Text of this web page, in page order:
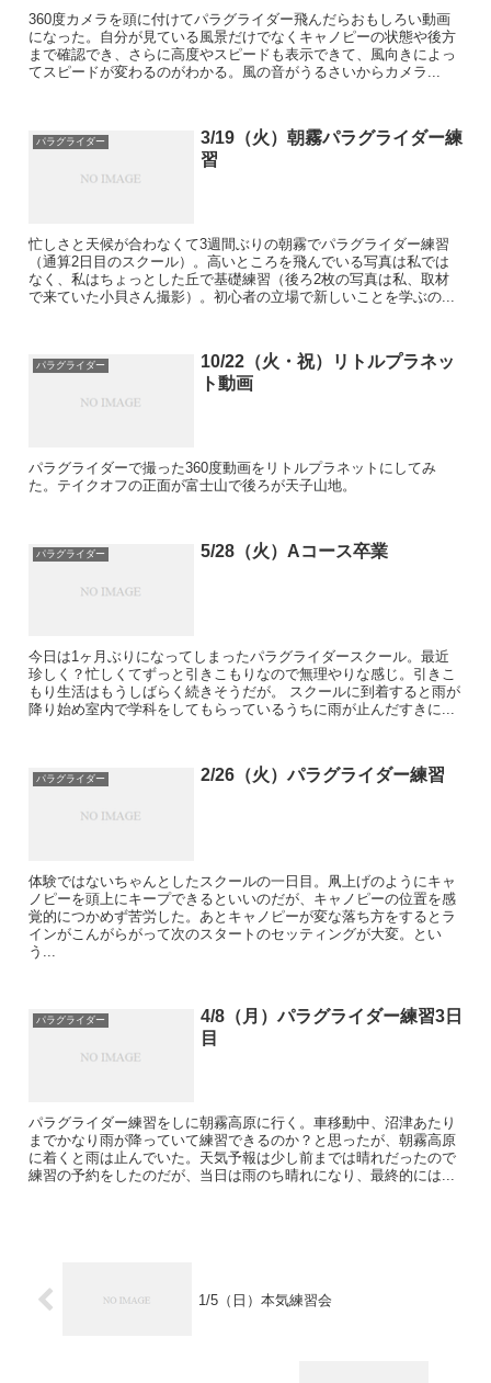
360度カメラを頭に付けてパラグライダー飛んだらおもしろい動画
になった。自分が見ている風景だけでなくキャノピーの状態や後方
まで確認でき、さらに高度やスピードも表示できて、風向きによっ
てスピードが変わるのがわかる。風の音がうるさいからカメラ...
パラグライダー
3/19（火）朝霧パラグライダー練
習
忙しさと天候が合わなくて3週間ぶりの朝霧でパラグライダー練習
（通算2日目のスクール）。高いところを飛んでいる写真は私では
なく、私はちょっとした丘で基礎練習（後ろ2枚の写真は私、取材
で来ていた小貝さん撮影）。初心者の立場で新しいことを学ぶの...
パラグライダー
10/22（火・祝）リトルプラネッ
ト動画
パラグライダーで撮った360度動画をリトルプラネットにしてみ
た。テイクオフの正面が富士山で後ろが天子山地。
パラグライダー 5/28（火）Aコース卒業
今日は1ヶ月ぶりになってしまったパラグライダースクール。最近
珍しく？忙しくてずっと引きこもりなので無理やりな感じ。引きこ
もり生活はもうしばらく続きそうだが。 スクールに到着すると雨が
降り始め室内で学科をしてもらっているうちに雨が止んだすきに...
パラグライダー 2/26（火）パラグライダー練習
体験ではないちゃんとしたスクールの一日目。凧上げのようにキャ
ノピーを頭上にキープできるといいのだが、キャノピーの位置を感
覚的につかめず苦労した。あとキャノピーが変な落ち方をするとラ
インがこんがらがって次のスタートのセッティングが大変。とい
う...
パラグライダー
4/8（月）パラグライダー練習3日
目
パラグライダー練習をしに朝霧高原に行く。車移動中、沼津あたり
までかなり雨が降っていて練習できるのか？と思ったが、朝霧高原
に着くと雨は止んでいた。天気予報は少し前までは晴れだったので
練習の予約をしたのだが、当日は雨のち晴れになり、最終的には...
1/5（日）本気練習会